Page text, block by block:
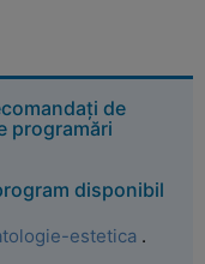
de
programări
disponibil
estetica .